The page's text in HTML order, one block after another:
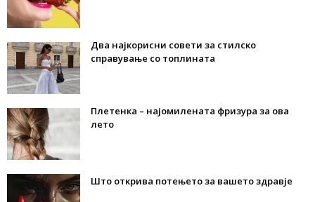
Два најкорисни совети за стилско
справување со топлината
Плетенка – најомилената фризура за ова
лето
Што открива потењето за вашето здравје